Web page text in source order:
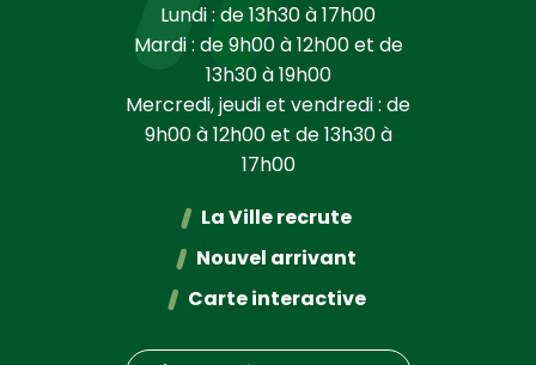
Lundi : de 13h30 à 17h00
Mardi : de 9h00 à 12h00 et de
13h30 à 19h00
Mercredi, jeudi et vendredi : de
9h00 à 12h00 et de 13h30 à
17h00
La Ville recrute
Nouvel arrivant
Carte interactive